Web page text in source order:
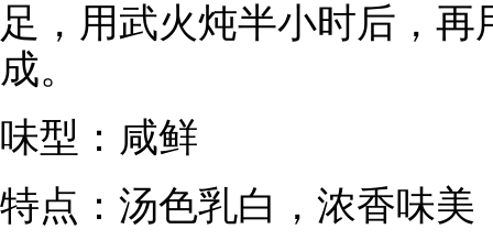
足，用武火炖半小时后，
成。
味型：咸鲜
特点：汤色乳白，浓香味美